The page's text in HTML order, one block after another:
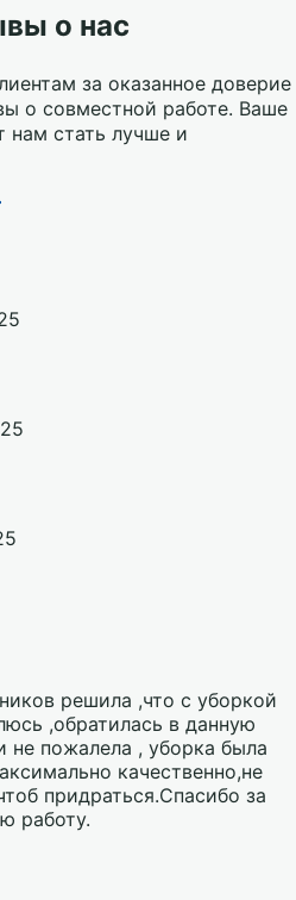
о нас
за оказанное доверие
о совместной работе. Ваше
нам стать лучше и
решила ,что с уборкой
,обратилась в данную
не пожалела , уборка была
качественно,не
придраться.Спасибо за
работу.